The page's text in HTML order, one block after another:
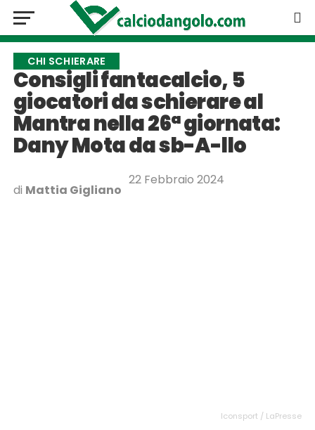
CHI SCHIERARE
Consigli fantacalcio, 5
giocatori da schierare al
Mantra nella 26ª giornata:
Dany Mota da sb-A-llo
di Mattia Gigliano
22 Febbraio 2024
Iconsport / LaPresse